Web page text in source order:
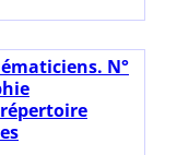
N°